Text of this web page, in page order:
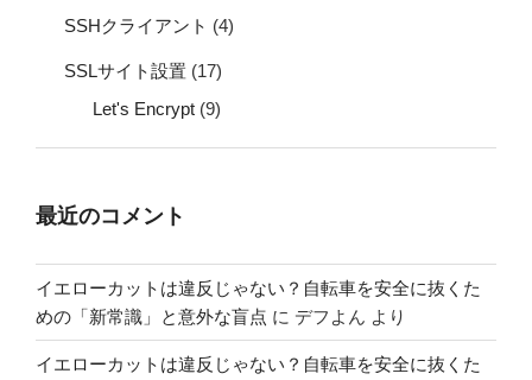
SSHクライアント (4)
SSLサイト設置 (17)
Let's Encrypt (9)
最近のコメント
イエローカットは違反じゃない？自転車を安全に抜くた
めの「新常識」と意外な盲点 に デフよん より
イエローカットは違反じゃない？自転車を安全に抜くた